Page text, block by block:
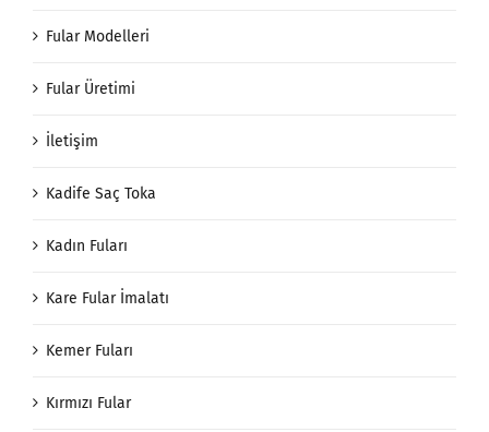
Fular Modelleri
Fular Üretimi
İletişim
Kadife Saç Toka
Kadın Fuları
Kare Fular İmalatı
Kemer Fuları
Kırmızı Fular